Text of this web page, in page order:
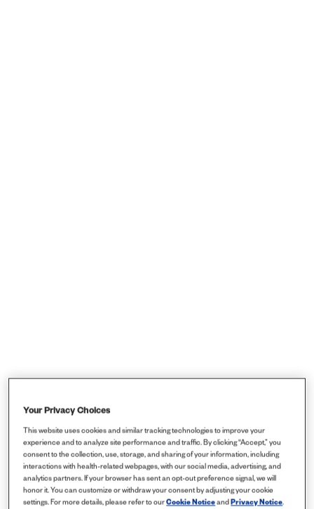
Your Privacy Choices
This website uses cookies and similar tracking technologies to improve your
experience and to analyze site performance and traffic. By clicking “Accept,” you
consent to the collection, use, storage, and sharing of your information, including
interactions with health-related webpages, with our social media, advertising, and
analytics partners. If your browser has sent an opt-out preference signal, we will
honor it. You can customize or withdraw your consent by adjusting your cookie
settings. For more details, please refer to ourCookie NoticeandPrivacy Notice.